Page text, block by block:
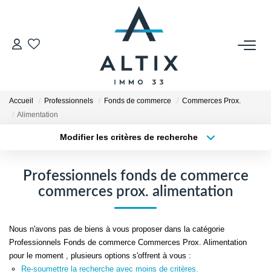
VENDRE
Biens Vendus
GESTION LOCATIVE
Contact
Honoraires
Accueil Professionnels Fonds de commerce
Commerces Prox.
Alimentation
Modifier les critères de recherche
Sélectionnez...
Type de bien
Surface min
Créer une alerte
Professionnels fonds de commerce
commerces prox. alimentation
Nous n'avons pas de biens à vous proposer dans la catégorie
Professionnels Fonds de commerce Commerces Prox. Alimentation
pour le moment , plusieurs options s'offrent à vous :
Re-soumettre la recherche avec moins de critères.